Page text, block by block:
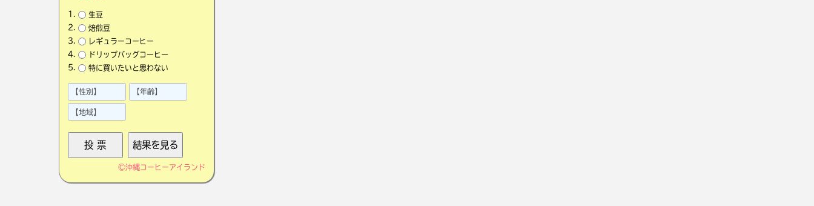
生豆
焙煎豆
レギュラーコーヒー
ドリップバッグコーヒー
特に買いたいと思わない
©沖縄コーヒーアイランド